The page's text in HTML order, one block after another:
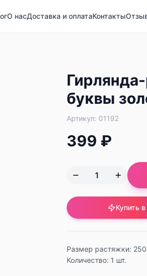
О насДоставка и оплатаКонтакты
буквы
Артикул: 01192
399 ₽
Купить
Размер растяжки:
Количество: 1 шт.